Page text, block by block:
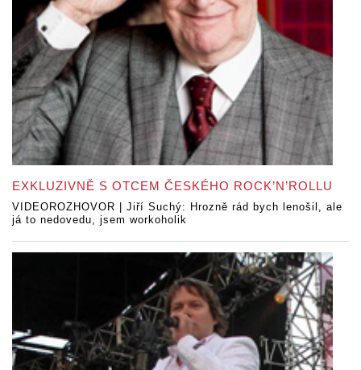
EXKLUZIVNĚ S OTCEM ČESKÉHO ROCK’N’ROLLU
VIDEOROZHOVOR | Jiří Suchý: Hrozně rád bych lenošil, ale
já to nedovedu, jsem workoholik